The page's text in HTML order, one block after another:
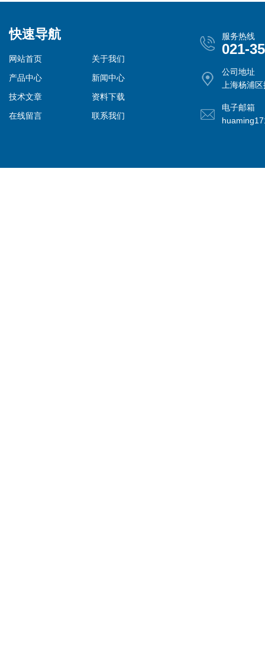
快速导航
网站首页
关于我们
产品中心
新闻中心
技术文章
资料下载
在线留言
联系我们
服务热线
021-
公司地址
上海杨浦
电子邮箱